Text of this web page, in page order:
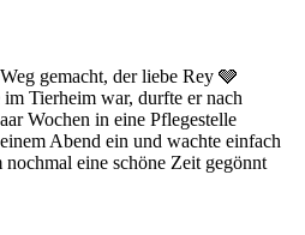
gemacht, der liebe Rey 🩶
Tierheim war, durfte er nach
Wochen in eine Pflegestelle
Abend ein und wachte einfach
eine schöne Zeit gegönnt